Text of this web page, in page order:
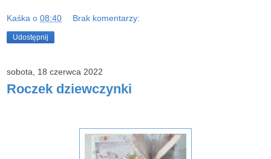
Kaśka o 08:40 Brak komentarzy:
Udostępnij
sobota, 18 czerwca 2022
Roczek dziewczynki